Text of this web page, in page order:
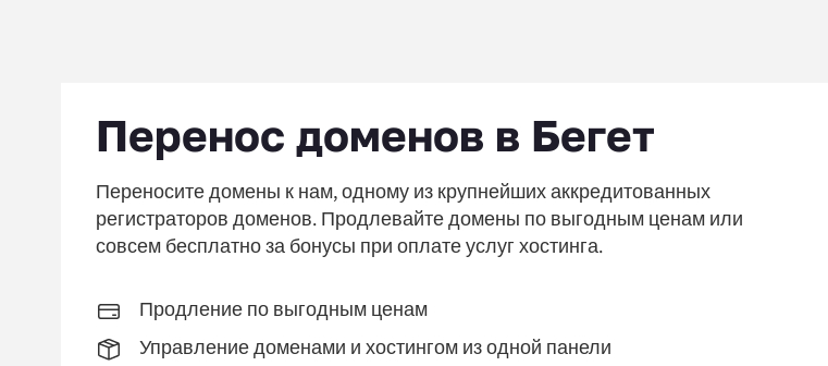
Перенос доменов в Бегет
Переносите домены к нам, одному из крупнейших аккредитованных
регистраторов доменов. Продлевайте домены по выгодным ценам или
совсем бесплатно за бонусы при оплате услуг хостинга.
Продление по выгодным ценам
Управление доменами и хостингом из одной панели